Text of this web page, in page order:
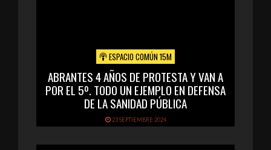
ESPACIO COMÚN 15M
ABRANTES 4 AÑOS DE PROTESTA Y VAN A
POR EL 5º. TODO UN EJEMPLO EN DEFENSA
DE LA SANIDAD PÚBLICA
23 SEPTIEMBRE 2024